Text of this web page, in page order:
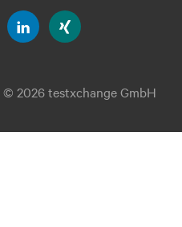
© 2026 testxchange GmbH